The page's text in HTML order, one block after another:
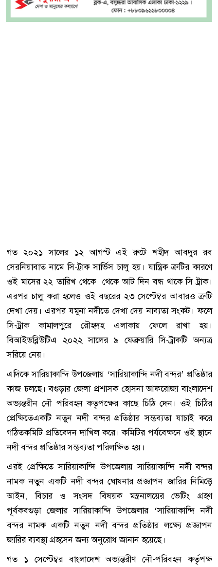
গত ২০২১ সালের ১২ আগস্ট এই রুটে শহীদ আবদুর রব
সেরনিয়াবাত নামে সি-ট্রাক সার্ভিস চালু হয়। যান্ত্রিক ত্রুটির কারণে
ওই মাসের ২২ তারিখ থেকে থেকে আট দিন বন্ধ থাকে সি ট্রাক।
এরপর চালু করা হলেও ওই বছরের ২৩ সেপ্টেম্বর আবারও ত্রুটি
দেখা দেয়। এরপর যমুনা নদীতে দেখা দেয় নাব্যতা সংকট। ফলে
সি-ট্রাক কামালপুরে রৌহদহ এলাকায় ফেলে রাখা হয়।
বিআইডব্লিউটিএ ২০২২ সালের ৯ ফেব্রুয়ারি সি-ট্রাকটি অন্যত্র
সরিয়ে নেয়।
এদিকে সারিয়াকান্দি উপজেলায় ‘সারিয়াকান্দি নদী বন্দর’ প্রতিষ্ঠার
কাজ চলছে। বগুড়ার জেলা প্রশাসক হোসনা আফরোজা বাংলাদেশ
অভ্যন্তরীন নৌ পরিবহন কতৃপক্ষের কাছে চিঠি দেন। ওই চিঠির
প্রেক্ষিতেএকটি নতুন নদী বন্দর প্রতিষ্ঠার সম্ভব্যতা যাচাই করে
গঠিতকমিটি প্রতিবেদন দাখিল করে। কমিটির পর্যবেক্ষনে ওই স্থানে
নদী বন্দর প্রতিষ্ঠার সম্ভব্যতা পরিলক্ষিত হয়।
এরই প্রেক্ষিতে সারিয়াকান্দি উপজেলায় সারিয়াকান্দি নদী বন্দর
নামক নতুন একটি নদী বন্দর ঘোষনার প্রজ্ঞাপন জারির নিমিত্ত্বে
আইন, বিচার ও সংসদ বিষয়ক মন্ত্রনালয়ের ভেটিং গ্রহণ
পূর্বকবগুড়া জেলার সারিয়াকান্দি উপজেলার ‘সারিয়াকান্দি নদী
বন্দর নামক একটি নতুন নদী বন্দর প্রতিষ্ঠার লক্ষ্যে প্রজ্ঞাপন
জারির ব্যবস্থা গ্রহসেন জন্য অনুরোধ জানান হয়েছে।
গত ১ সেপ্টেম্বর বাংলাদেশ অভ্যন্তরীণ নৌ-পরিবহন কর্তৃপক্ষ